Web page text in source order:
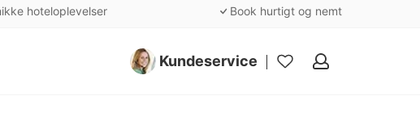
hoteloplevelser Book hurtigt og nemt
Kundeservice
Mine